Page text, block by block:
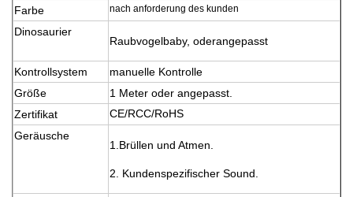
Farbe nach anforderung des kunden
Dinosaurier
Raubvogelbaby, oderangepasst
Kontrollsystem
manuelle Kontrolle
Größe
1 Meter oder angepasst.
Zertifikat
CE/RCC/RoHS
Geräusche
1. Brüllen und Atmen.
2. Kundenspezifischer Sound.